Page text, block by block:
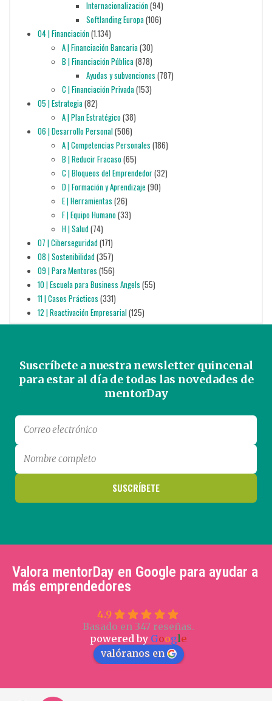
Internacionalización(94)
Softlanding Europa(106)
04 | Financiación(1.134)
A | Financiación Bancaria(30)
B | Financiación Pública(878)
Ayudas y subvenciones (787)
C | Financiación Privada(153)
05 | Estrategia(82)
A | Plan Estratégico(38)
06 | Desarrollo Personal(506)
A | Competencias Personales (186)
B | Reducir Fracaso(65)
C | Bloqueos del Emprendedor(32)
D | Formación y Aprendizaje (90)
E | Herramientas (26)
F | Equipo Humano(33)
H | Salud(74)
07 | Ciberseguridad(171)
08 | Sostenibilidad(357)
09 | Para Mentores (156)
10 | Escuela para Business Angels (55)
11 | Casos Prácticos (331)
12 | Reactivación Empresarial(125)
Suscríbete a nuestra newsletter quincenal
para estar al día de todas las novedades de
mentorDay
Valora mentorDay en Google para ayudar a
más emprendedores
4.9
Basado en 347 reseñas.
powered by Google
valóranos en